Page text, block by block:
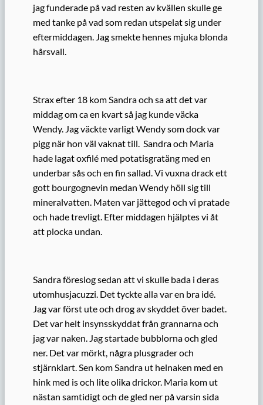
jag funderade på vad resten av kvällen skulle ge
med tanke på vad som redan utspelat sig under
eftermiddagen. Jag smekte hennes mjuka blonda
hårsvall.
Strax efter 18 kom Sandra och sa att det var
middag om ca en kvart så jag kunde väcka
Wendy. Jag väckte varligt Wendy som dock var
pigg när hon väl vaknat till. Sandra och Maria
hade lagat oxfilé med potatisgratäng med en
underbar sås och en fin sallad. Vi vuxna drack ett
gott bourgognevin medan Wendy höll sig till
mineralvatten. Maten var jättegod och vi pratade
och hade trevligt. Efter middagen hjälptes vi åt
att plocka undan.
Sandra föreslog sedan att vi skulle bada i deras
utomhusjacuzzi. Det tyckte alla var en bra idé.
Jag var först ute och drog av skyddet över badet.
Det var helt insynsskyddat från grannarna och
jag var naken. Jag startade bubblorna och gled
ner. Det var mörkt, några plusgrader och
stjärnklart. Sen kom Sandra ut helnaken med en
hink med is och lite olika drickor. Maria kom ut
nästan samtidigt och de gled ner på varsin sida